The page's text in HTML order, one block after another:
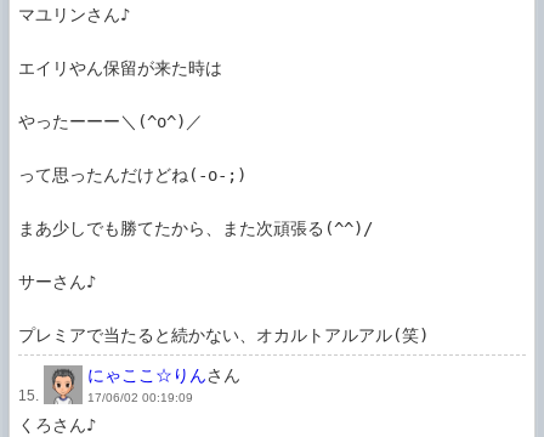
マユリンさん♪
エイリやん保留が来た時は
やったーーー＼(^o^)／
って思ったんだけどね(-o-;)
まあ少しでも勝てたから、また次頑張る(^^)/
サーさん♪
プレミアで当たると続かない、オカルトアルアル(笑)
15.
にゃここ☆りんさん
17/06/02 00:19:09
くろさん♪